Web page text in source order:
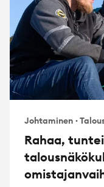
Johtaminen ·
Rahaa,